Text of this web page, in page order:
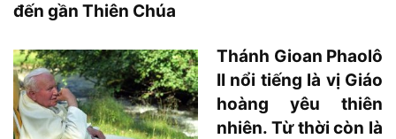
đến gần Thiên Chúa
Thánh Gioan Phaolô
II nổi tiếng là vị Giáo
hoàng yêu thiên
nhiên. Từ thời còn là